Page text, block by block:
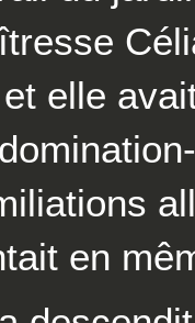
elle
en